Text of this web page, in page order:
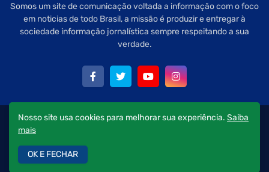
Somos um site de comunicação voltada a informação com o foco
em noticias de todo Brasil, a missão é produzir e entregar à
sociedade informação jornalística sempre respeitando a sua
verdade.
Copyright © 2022 Editorial Brasil - Todos os direitos reservados.
Quem Somos
Nosso site usa cookies para melhorar sua experiência. Saiba
mais
OK E FECHAR